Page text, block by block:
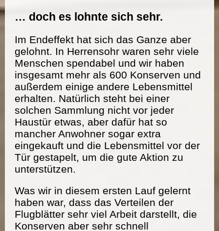
… doch es lohnte sich sehr.
Im Endeffekt hat sich das Ganze aber
gelohnt. In Herrensohr waren sehr viele
Menschen spendabel und wir haben
insgesamt mehr als 600 Konserven und
außerdem einige andere Lebensmittel
erhalten. Natürlich steht bei einer
solchen Sammlung nicht vor jeder
Haustür etwas, aber dafür hat so
mancher Anwohner sogar extra
eingekauft und die Lebensmittel vor der
Tür gestapelt, um die gute Aktion zu
unterstützen.
Was wir in diesem ersten Lauf gelernt
haben war, dass das Verteilen der
Flugblätter sehr viel Arbeit darstellt, die
Konserven aber sehr schnell